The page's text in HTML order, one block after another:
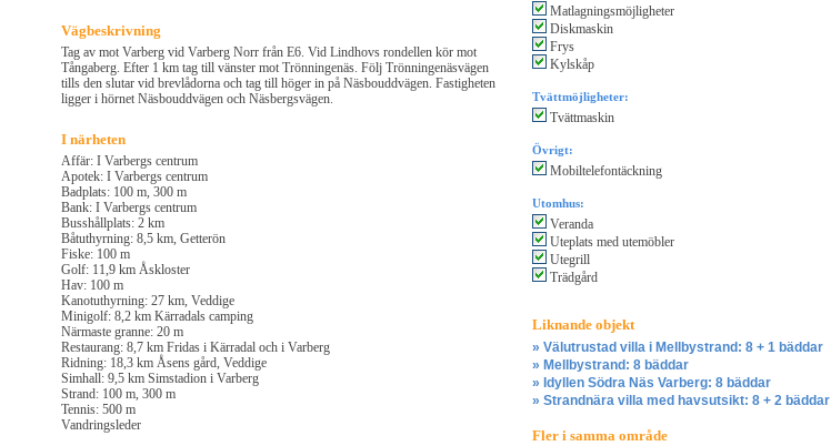
Vägbeskrivning
Tag av mot Varberg vid Varberg Norr från E6. Vid Lindhovs rondellen kör mot
Tångaberg. Efter 1 km tag till vänster mot Trönningenäs. Följ Trönningenäsvägen
tills den slutar vid brevlådorna och tag till höger in på Näsbouddvägen. Fastigheten
ligger i hörnet Näsbouddvägen och Näsbergsvägen.
I närheten
Affär: I Varbergs centrum
Apotek: I Varbergs centrum
Badplats: 100 m, 300 m
Bank: I Varbergs centrum
Busshållplats: 2 km
Båtuthyrning: 8,5 km, Getterön
Fiske: 100 m
Golf: 11,9 km Åskloster
Hav: 100 m
Kanotuthyrning: 27 km, Veddige
Minigolf: 8,2 km Kärradals camping
Närmaste granne: 20 m
Restaurang: 8,7 km Fridas i Kärradal och i Varberg
Ridning: 18,3 km Åsens gård, Veddige
Simhall: 9,5 km Simstadion i Varberg
Strand: 100 m, 300 m
Tennis: 500 m
Vandringsleder
Matlagningsmöjligheter
Diskmaskin
Frys
Kylskåp
Tvättmöjligheter:
Tvättmaskin
Övrigt:
Mobiltelefontäckning
Utomhus:
Veranda
Uteplats med utemöbler
Utegrill
Trädgård
Liknande objekt
» Välutrustad villa i Mellbystrand: 8 + 1 bäddar
» Mellbystrand: 8 bäddar
» Idyllen Södra Näs Varberg: 8 bäddar
» Strandnära villa med havsutsikt: 8 + 2 bäddar
Fler i samma område